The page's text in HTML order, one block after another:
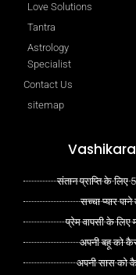
Love Solutions
Tantra
Astrology
Specialist
Contact Us
sitemap
संतान प्राप्ति के
सच्चा प्यार
प्रेम वापसी के लिए
अपनी बहू को
अपनी सास को